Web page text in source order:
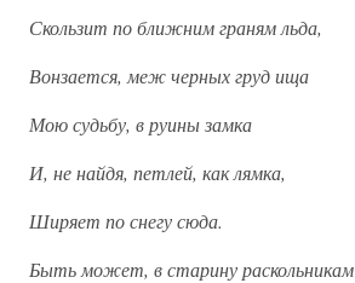
Скользит по ближним граням льда,
Вонзается, меж черных груд ища
Мою судьбу, в руины замка
И, не найдя, петлей, как лямка,
Ширяет по снегу сюда.
Быть может, в старину раскольникам